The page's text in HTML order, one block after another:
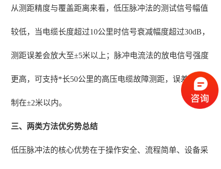
从测距精度与覆盖距离来看，低压脉冲法的测试信号幅值
较低，当电缆长度超过10公里时信号衰减幅度超过30dB，
测距误差会放大至±5米以上；脉冲电流法的放电信号强度
更高，可支持*长50公里的高压电缆故障测距，误差可控
制在±2米以内。
三、两类方法优劣势总结
低压脉冲法的核心优势在于操作安全、流程简单、设备采